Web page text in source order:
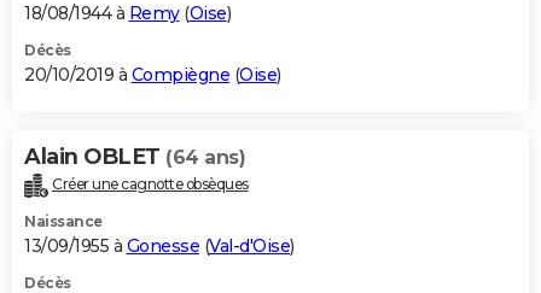
18/08/1944 à Remy(Oise)
Décès
20/10/2019 à Compiègne (Oise)
Alain OBLET (64 ans)
Créer une cagnotte obsèques
Naissance
13/09/1955 à Gonesse (Val-d'Oise)
Décès